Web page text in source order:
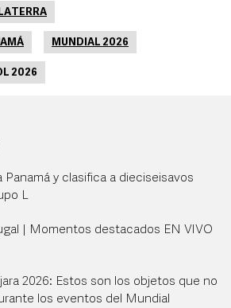
MUNDIAL 2026
2026
Panamá y clasifica a dieciseisavos
L
| Momentos destacados EN VIVO
2026: Estos son los objetos que no
los eventos del Mundial